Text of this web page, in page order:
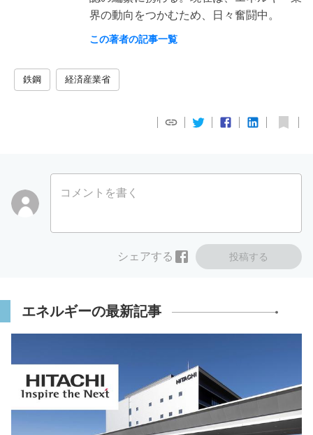
界の動向をつかむため、日々奮闘中。
この著者の記事一覧
鉄鋼 経済産業省
コメントを書く
投稿する
シェアする
エネルギーの最新記事